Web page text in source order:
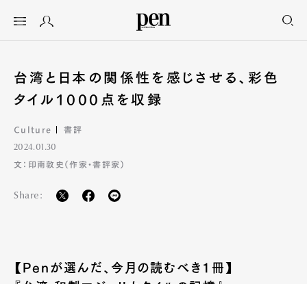
台湾と日本の関係性を感じさせる、彩色
タイル1000点を収録
Culture 書評
2024.01.30
文：印南敦史（作家・書評家）
Share:
【Penが選んだ、今月の読むべき1冊】